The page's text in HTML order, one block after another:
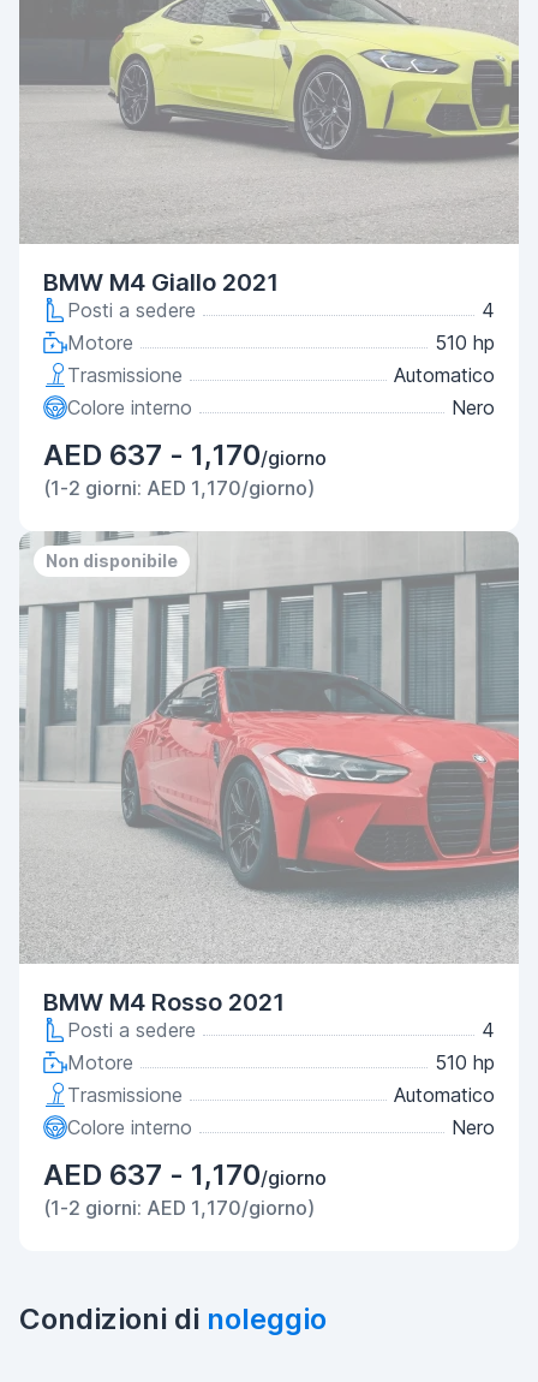
BMW M4 Giallo 2021
Posti a sedere
4
Motore
510 hp
Trasmissione
Automatico
Colore interno
Nero
AED 637 - 1,170/giorno
(1-2 giorni: AED 1,170/giorno)
Non disponibile
BMW M4 Rosso 2021
Posti a sedere
4
Motore
510 hp
Trasmissione
Automatico
Colore interno
Nero
AED 637 - 1,170/giorno
(1-2 giorni: AED 1,170/giorno)
Condizioni di noleggio